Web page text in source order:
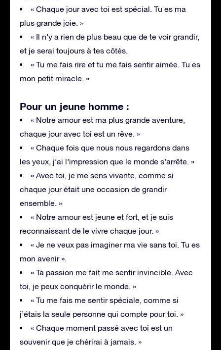
« Chaque jour avec toi est spécial. Tu es ma
plus grande joie. »
« Il n’y a rien de plus beau que de te voir grandir,
et je serai toujours à tes côtés.
« Tu me fais rire et tu me fais sentir aimée. Tu es
mon petit miracle. »
Pour un jeune homme :
« Notre amour est ma plus grande aventure,
chaque jour avec toi est un rêve. »
« Chaque fois que nous nous regardons dans
les yeux, j’ai l’impression que le monde s’arrête. »
« Avec toi, je me sens vivante, comme si
chaque jour était une occasion de grandir
ensemble. »
« Notre amour est jeune et fort, et je suis
reconnaissant de le vivre chaque jour. »
« Je ne veux pas imaginer ma vie sans toi. Tu es
mon avenir ».
« Ta passion me fait me sentir invincible. Avec
toi, je peux conquérir le monde. »
« Tu me fais me sentir spéciale, comme si
j’étais la seule personne qui compte pour toi. »
« Chaque moment passé avec toi est un
souvenir que je chérirai à jamais. »